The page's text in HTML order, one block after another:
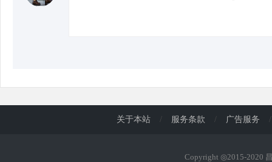
关于本站 / 服务条款 / 广告服务 /
Copyright ◎2015-2020